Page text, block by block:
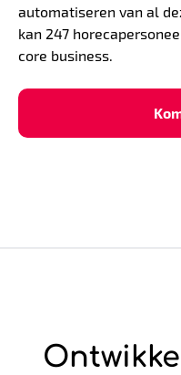
automatiseren van al
kan 247
core business.